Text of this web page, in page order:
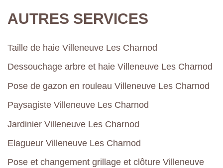
AUTRES SERVICES
Taille de haie Villeneuve Les Charnod
Dessouchage arbre et haie Villeneuve Les Charnod
Pose de gazon en rouleau Villeneuve Les Charnod
Paysagiste Villeneuve Les Charnod
Jardinier Villeneuve Les Charnod
Elagueur Villeneuve Les Charnod
Pose et changement grillage et clôture Villeneuve